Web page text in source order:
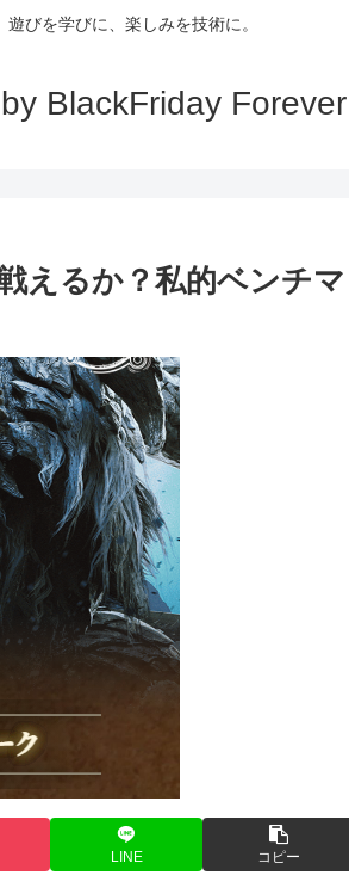
遊びを学びに、楽しみを技術に。
BlackFriday Forever
えるか？私的ベンチマ
LINE コピー